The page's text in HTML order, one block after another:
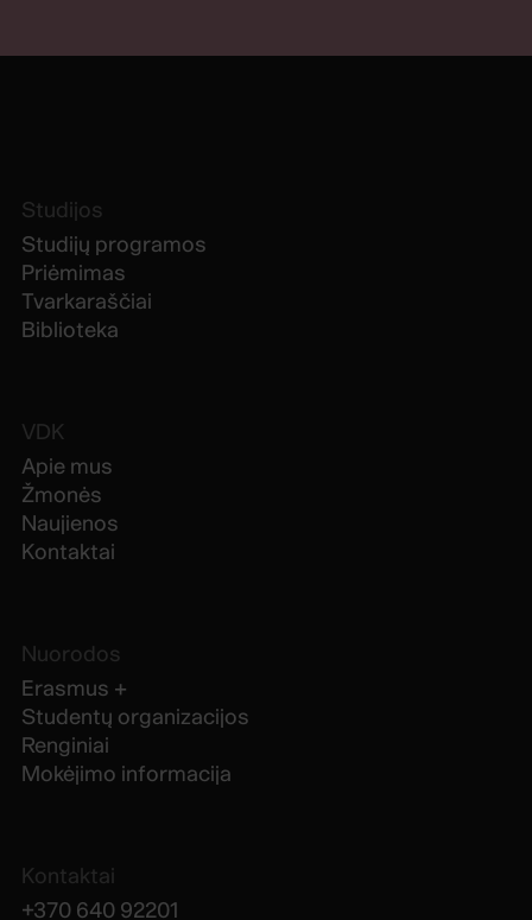
Studijos
Studijų programos
Priėmimas
Tvarkaraščiai
Biblioteka
VDK
Apie mus
Žmonės
Naujienos
Kontaktai
Nuorodos
Erasmus +
Studentų organizacijos
Renginiai
Mokėjimo informacija
Kontaktai
+370 640 92201